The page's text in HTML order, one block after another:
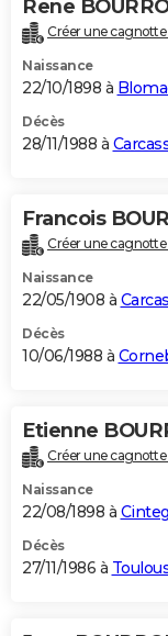
Rene
Créer une cagnotte
Naissance
22/10/1898 à
Décès
28/11/1988 à
Francois
Créer une cagnotte
Naissance
22/05/1908 à
Décès
10/06/1988 à
Etienne
Créer une cagnotte
Naissance
22/08/1898 à
Décès
27/11/1986 à